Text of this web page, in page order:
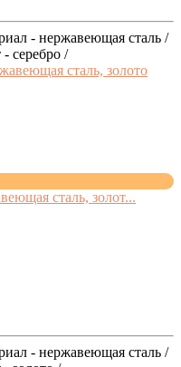
- нержавеющая сталь /
серебро /
сталь, золот...
- нержавеющая сталь /